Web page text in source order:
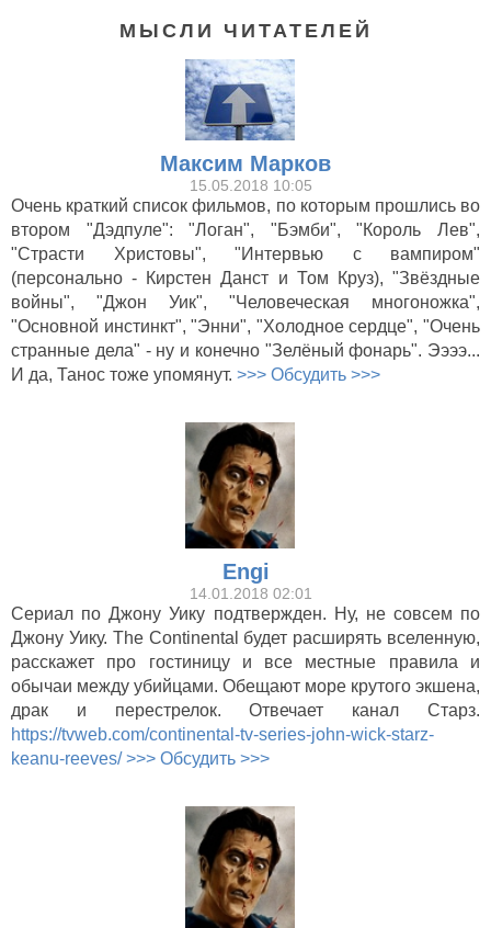
МЫСЛИ ЧИТАТЕЛЕЙ
Максим Марков
15.05.2018 10:05
Очень краткий список фильмов, по которым прошлись во
втором "Дэдпуле": "Логан", "Бэмби", "Король Лев",
"Страсти Христовы", "Интервью с вампиром"
(персонально - Кирстен Данст и Том Круз), "Звёздные
войны", "Джон Уик", "Человеческая многоножка",
"Основной инстинкт", "Энни", "Холодное сердце", "Очень
странные дела" - ну и конечно "Зелёный фонарь". Ээээ...
И да, Танос тоже упомянут. >>> Обсудить >>>
Engi
14.01.2018 02:01
Сериал по Джону Уику подтвержден. Ну, не совсем по
Джону Уику. The Continental будет расширять вселенную,
расскажет про гостиницу и все местные правила и
обычаи между убийцами. Обещают море крутого экшена,
драк и перестрелок. Отвечает канал Старз.
https://tvweb.com/continental-tv-series-john-wick-starz-
keanu-reeves/ >>> Обсудить >>>